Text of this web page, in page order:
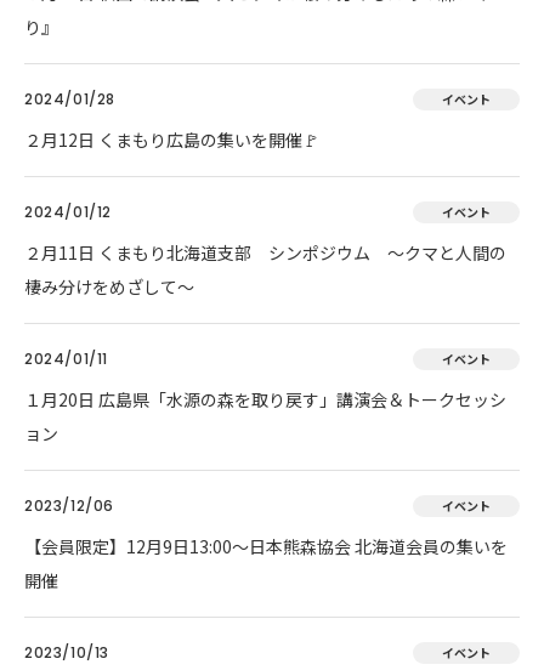
り』
2024/01/28 イベント
２月12日 くまもり広島の集いを開催🚩
2024/01/12 イベント
２月11日 くまもり北海道支部 シンポジウム ～クマと人間の
棲み分けをめざして～
2024/01/11 イベント
１月20日 広島県「水源の森を取り戻す」講演会＆トークセッシ
ョン
2023/12/06 イベント
【会員限定】12月9日13:00～日本熊森協会 北海道会員の集いを
開催
2023/10/13 イベント